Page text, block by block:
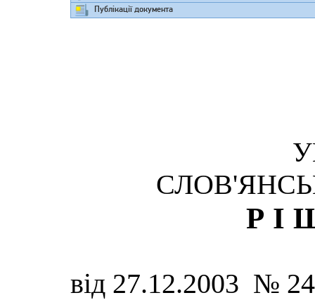
Публікації документа
від 27.12.2003 №